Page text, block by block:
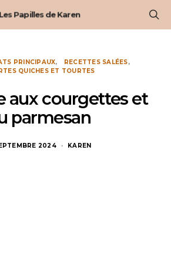
Les Papilles de Karen
PRINCIPAUX
RECETTES SALÉES
QUICHES ET TOURTES
aux courgettes et
parmesan
2024 KAREN